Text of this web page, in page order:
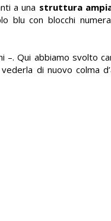
a una struttura
blu con blocchi
–. Qui abbiamo svolto
di nuovo colma